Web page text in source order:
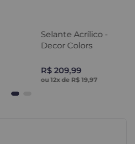
Selante Acrílico -
Decor Colors
R$ 209,99
ou12x de R$ 19,97